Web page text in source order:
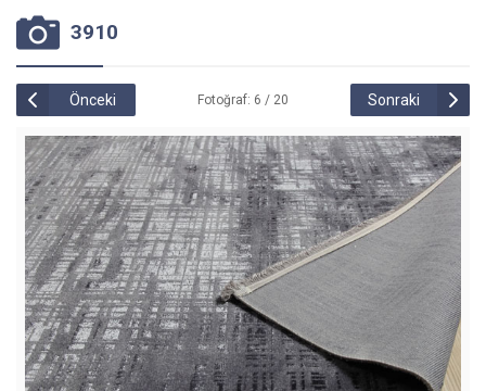
3910
Önceki Fotoğraf: 6 / 20 Sonraki